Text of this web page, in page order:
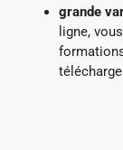
grande
ligne,